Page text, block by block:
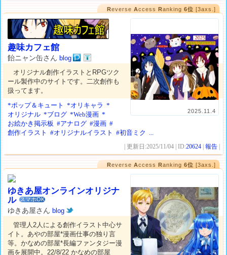
ReverseAccessRanking6位 [3axs.]
2025.11.4
趣味カフェ館
飴ニャン缶さんblog
オリジナル創作イラストとRPGツク
ール製作中のサイトです。二次創作も
扱ってます。
*ポップ＆キュート
*オリキャラ *
オリジナル *ブログ *Web漫画 *
お絵かき掲示板 #アナログ #漫画 #
創作イラスト
#オリジナルイラスト #初音ミク ...
| 更新日:2025/11/04 | ID:20624 |報告
ReverseAccessRanking6位 [3axs.]
ゆきあ屋オンラインオリジナ
ル スマホOK
ゆきあ屋さんblog
管理人2人による創作イラスト中心サ
イト。あやの部屋*漫画仕事の独り言
等。かなめの部屋*長編ファンタジー漫
画を展開中。22/8/22 かなめの部屋